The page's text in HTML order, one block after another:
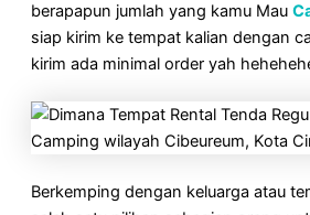
berapapun jumlah yang kamu Mau
siap kirim ke tempat kalian dengan
kirim ada minimal order yah
Berkemping dengan keluarga atau